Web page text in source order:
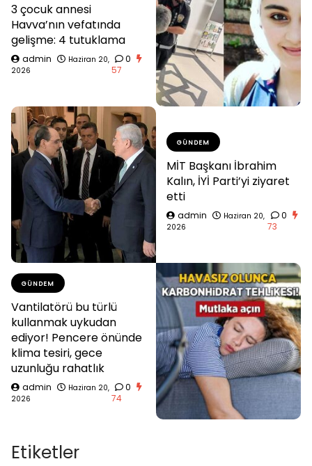
3 çocuk annesi
Havva’nın vefatında
gelişme: 4 tutuklama
admin
Haziran 20,
2026
0
57
GÜNDEM
MİT Başkanı İbrahim
Kalın, İYİ Parti’yi ziyaret
etti
admin
Haziran 20,
2026
0
73
GÜNDEM
Vantilatörü bu türlü
kullanmak uykudan
ediyor! Pencere önünde
klima tesiri, gece
uzunluğu rahatlık
admin
Haziran 20,
2026
0
74
Etiketler